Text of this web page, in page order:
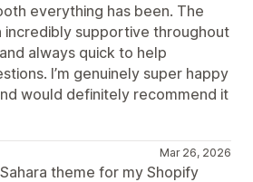
everything has been. The
incredibly supportive throughout
always quick to help
I’m genuinely super happy
would definitely recommend it
Mar 26, 2026
theme for my Shopify